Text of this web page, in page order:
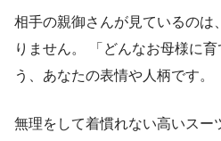
相手の親御さんが見ているのは
りません。 「どんなお母様に
う、あなたの表情や人柄です。
無理をして着慣れない高いスー